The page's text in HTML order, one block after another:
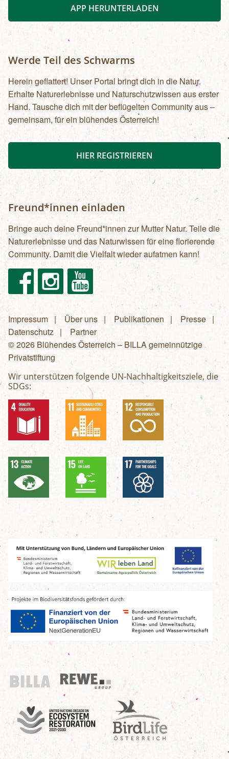
APP HERUNTERLADEN
Werde Teil des Schwarms
Herein geflattert! Unser Portal bringt dich in die Natur.
Erhalte Naturerlebnisse und Naturschutzwissen aus erster
Hand. Tausche dich mit der beflügelten Community aus –
gemeinsam, für ein blühendes Österreich!
HIER REGISTRIEREN
Freund*innen einladen
Bringe auch deine Freund*innen zur Mutter Natur. Teile die
Naturerlebnisse und das Naturwissen für eine florierende
Community. Damit die Vielfalt wieder aufatmen kann!
FacebookInstagram Youtube
Fußzeilenmenü
Impressum Über uns Publikationen
Presse
Datenschutz
Partner
© 2026 Blühendes Österreich – BILLA gemeinnützige
Privatstiftung
Wir unterstützen folgende UN-Nachhaltigkeitsziele, die
SDGs:
Billa
REWE Group
UN Decade
Birdlife